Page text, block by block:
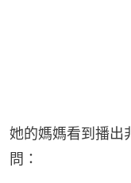
她的媽媽看到播出
問：